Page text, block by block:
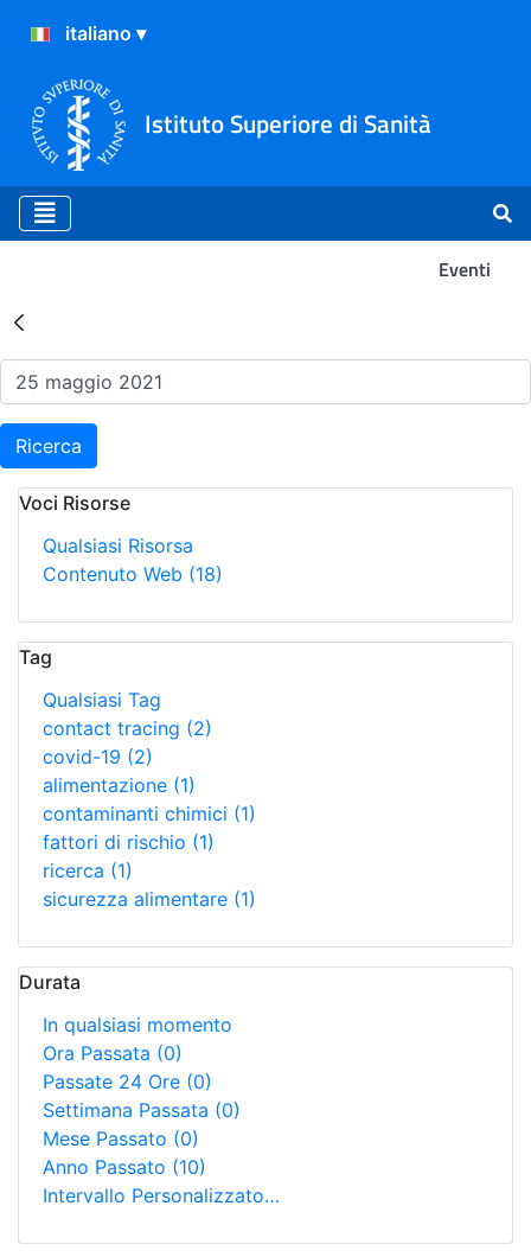
Istituto Superiore di Sanità
Eventi
Risultati della Ricerca -
Ricerca
Voci Risorse
Qualsiasi Risorsa
Contenuto Web (18)
Tag
Qualsiasi Tag
contact tracing (2)
covid-19 (2)
alimentazione (1)
contaminanti chimici (1)
fattori di rischio (1)
ricerca (1)
sicurezza alimentare (1)
Durata
In qualsiasi momento
Ora Passata (0)
Passate 24 Ore (0)
Settimana Passata (0)
Mese Passato (0)
Anno Passato (10)
Intervallo Personalizzato…